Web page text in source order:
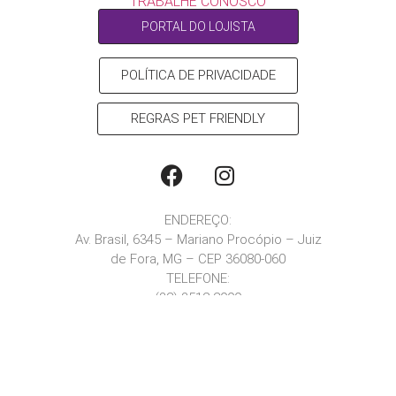
PORTAL DO LOJISTA
POLÍTICA DE PRIVACIDADE
REGRAS PET FRIENDLY
ENDEREÇO:
Av. Brasil, 6345 – Mariano Procópio – Juiz
de Fora, MG – CEP 36080-060
TELEFONE:
(32) 3512-2000